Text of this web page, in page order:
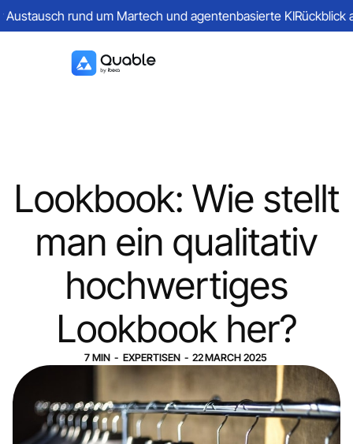
Lookbook: Wie stellt
man ein qualitativ
hochwertiges
Lookbook her?
7 MIN - EXPERTISEN - 22MARCH 2025
rund um Martech und agentenbasierte KIRückblick auf